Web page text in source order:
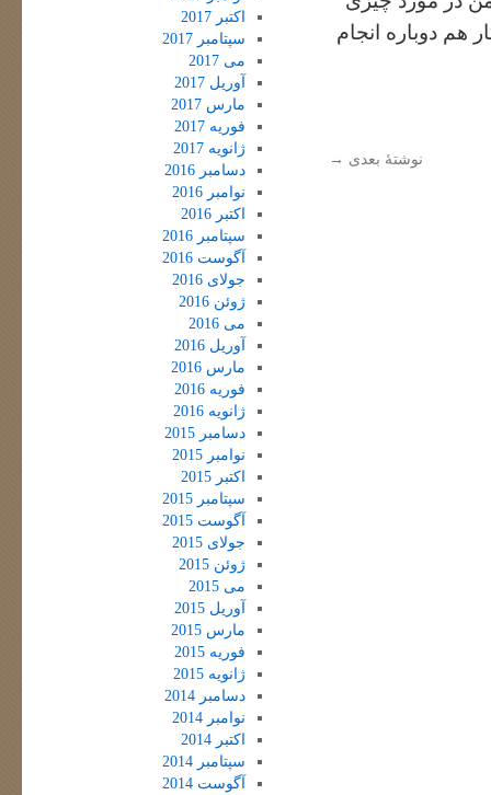
هم دوباره انجام
نوشتهٔ بعدی →
اکتبر 2017
سپتامبر 2017
می 2017
آوریل 2017
مارس 2017
فوریه 2017
ژانویه 2017
دسامبر 2016
نوامبر 2016
اکتبر 2016
سپتامبر 2016
آگوست 2016
جولای 2016
ژوئن 2016
می 2016
آوریل 2016
مارس 2016
فوریه 2016
ژانویه 2016
دسامبر 2015
نوامبر 2015
اکتبر 2015
سپتامبر 2015
آگوست 2015
جولای 2015
ژوئن 2015
می 2015
آوریل 2015
مارس 2015
فوریه 2015
ژانویه 2015
دسامبر 2014
نوامبر 2014
اکتبر 2014
سپتامبر 2014
آگوست 2014